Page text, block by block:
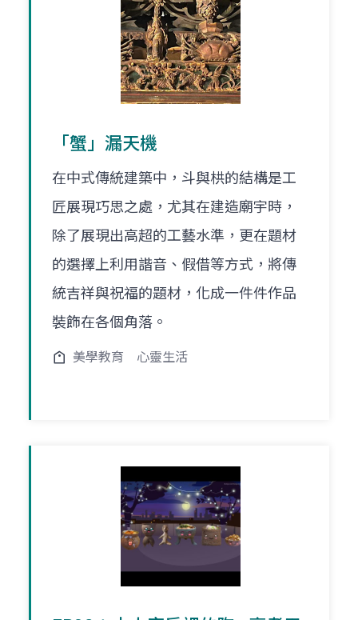
「蟹」漏天機
在中式傳統建築中，斗與栱的結構是工
匠展現巧思之處，尤其在建造廟宇時，
除了展現出高超的工藝水準，更在題材
的選擇上利用諧音、假借等方式，將傳
統吉祥與祝福的題材，化成一件件作品
裝飾在各個角落。
美學教育 心靈生活